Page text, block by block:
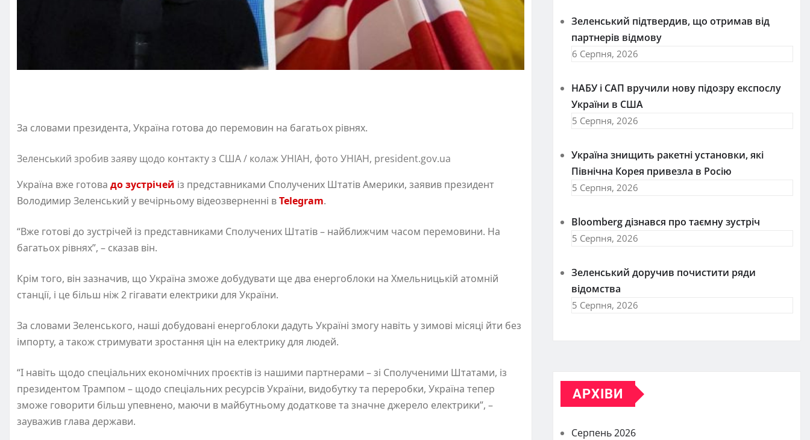
За словами президента, Україна готова до перемовин на багатьох рівнях.
Зеленський зробив заяву щодо контакту з США / колаж УНІАН, фото УНІАН, president.gov.ua
Україна вже готова до зустрічей із представниками Сполучених Штатів Америки, заявив президент
Володимир Зеленський у вечірньому відеозверненні вTelegram.
“Вже готові до зустрічей із представниками Сполучених Штатів – найближчим часом перемовини. На
багатьох рівнях”, – сказав він.
Крім того, він зазначив, що Україна зможе добудувати ще два енергоблоки на Хмельницькій атомній
станції, і це більш ніж 2 гігавати електрики для України.
За словами Зеленського, наші добудовані енергоблоки дадуть Україні змогу навіть у зимові місяці йти без
імпорту, а також стримувати зростання цін на електрику для людей.
“І навіть щодо спеціальних економічних проєктів із нашими партнерами – зі Сполученими Штатами, із
президентом Трампом – щодо спеціальних ресурсів України, видобутку та переробки, Україна тепер
зможе говорити більш упевнено, маючи в майбутньому додаткове та значне джерело електрики”, –
зауважив глава держави.
Зеленський підтвердив, що отримав від
партнерів відмову
6 Серпня, 2026
НАБУ і САП вручили нову підозру експослу
України в США
5 Серпня, 2026
Україна знищить ракетні установки, які
Північна Корея привезла в Росію
5 Серпня, 2026
Bloomberg дізнався про таємну зустріч
5 Серпня, 2026
Зеленський доручив почистити ряди
відомства
5 Серпня, 2026
АРХІВИ
Серпень 2026